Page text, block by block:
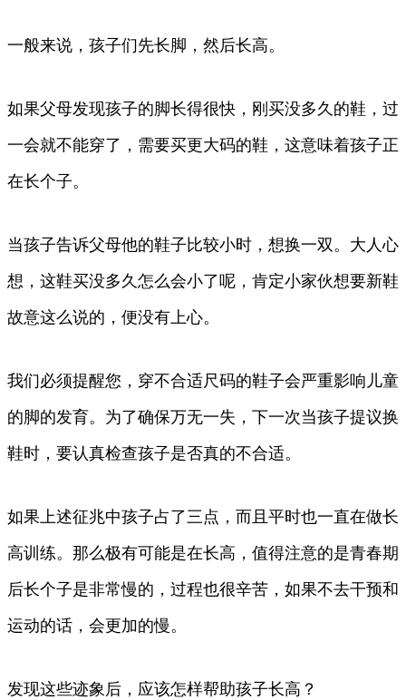
一般来说，孩子们先长脚，然后长高。
如果父母发现孩子的脚长得很快，刚买没多久的鞋，过
一会就不能穿了，需要买更大码的鞋，这意味着孩子正
在长个子。
当孩子告诉父母他的鞋子比较小时，想换一双。大人心
想，这鞋买没多久怎么会小了呢，肯定小家伙想要新鞋
故意这么说的，便没有上心。
我们必须提醒您，穿不合适尺码的鞋子会严重影响儿童
的脚的发育。为了确保万无一失，下一次当孩子提议换
鞋时，要认真检查孩子是否真的不合适。
如果上述征兆中孩子占了三点，而且平时也一直在做长
高训练。那么极有可能是在长高，值得注意的是青春期
后长个子是非常慢的，过程也很辛苦，如果不去干预和
运动的话，会更加的慢。
发现这些迹象后，应该怎样帮助孩子长高？